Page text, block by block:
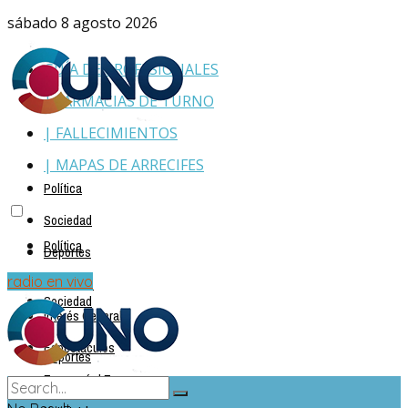
sábado 8 agosto 2026
GUÍA DE PROFESIONALES
| FARMACIAS DE TURNO
| FALLECIMIENTOS
| MAPAS DE ARRECIFES
Política
Sociedad
Deportes
Policiales
Interés General
Espectáculos
Economía | Empresas
Política
Sociedad
Deportes
radio en vivo